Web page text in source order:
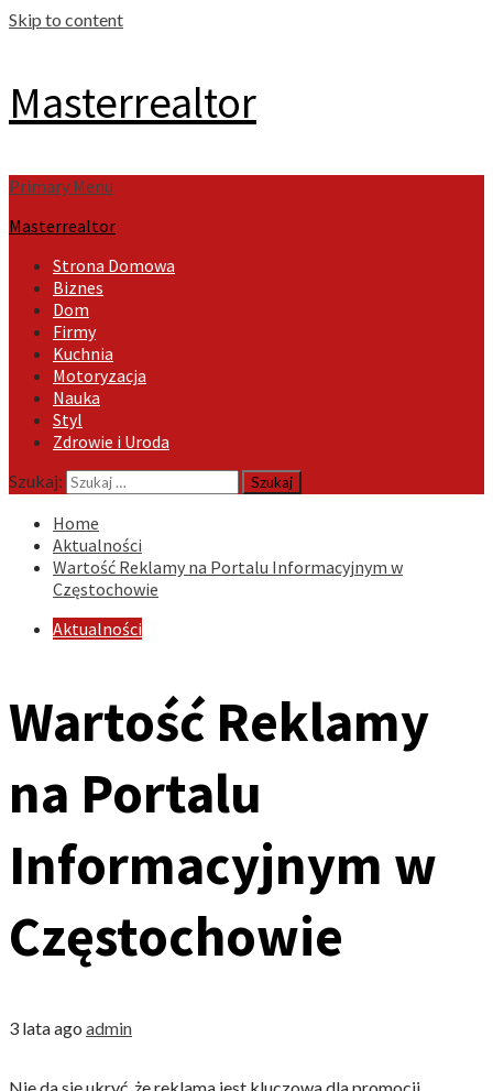
Skip to content
Masterrealtor
Primary Menu
Masterrealtor
Strona Domowa
Biznes
Dom
Firmy
Kuchnia
Motoryzacja
Nauka
Styl
Zdrowie i Uroda
Szukaj:
Home
Aktualności
Wartość Reklamy na Portalu Informacyjnym w
Częstochowie
Aktualności
Wartość Reklamy
na Portalu
Informacyjnym w
Częstochowie
3 lata ago admin